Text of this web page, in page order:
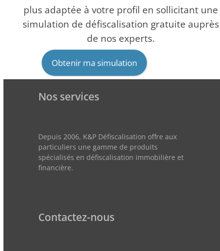
plus adaptée à votre profil en sollicitant une
simulation de défiscalisation gratuite auprès
de nos experts.
Obtenir ma simulation
Nos services
Depuis 2006, K&P Défiscalisation offre aux
particuliers une gamme de produits
spécialisés en défiscalisation immobilière et
financière.
Contactez-nous